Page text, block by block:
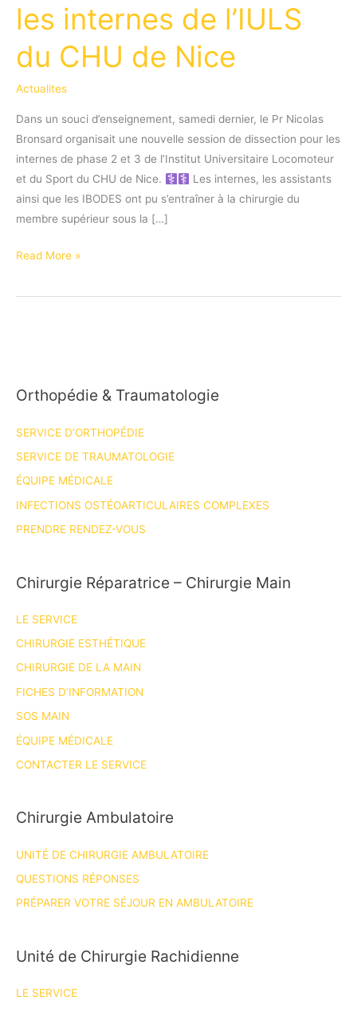
les internes de l’IULS
du CHU de Nice
Actualites
Dans un souci d’enseignement, samedi dernier, le Pr Nicolas
Bronsard organisait une nouvelle session de dissection pour les
internes de phase 2 et 3 de l’Institut Universitaire Locomoteur
et du Sport du CHU de Nice. ‍
Les internes, les assistants
ainsi que les IBODES ont pu s’entraîner à la chirurgie du
membre supérieur sous la […]
Nouvelle
de
pour
les
internes
de
CHU
Nice
Read More »
Orthopédie & Traumatologie
SERVICE D’ORTHOPÉDIE
SERVICE DE TRAUMATOLOGIE
ÉQUIPE MÉDICALE
INFECTIONS OSTÉOARTICULAIRES COMPLEXES
PRENDRE RENDEZ-VOUS
Chirurgie Réparatrice – Chirurgie Main
LE SERVICE
CHIRURGIE ESTHÉTIQUE
CHIRURGIE DE LA MAIN
FICHES D’INFORMATION
SOS MAIN
ÉQUIPE MÉDICALE
CONTACTER LE SERVICE
Chirurgie Ambulatoire
UNITÉ DE CHIRURGIE AMBULATOIRE
QUESTIONS RÉPONSES
PRÉPARER VOTRE SÉJOUR EN AMBULATOIRE
Unité de Chirurgie Rachidienne
LE SERVICE